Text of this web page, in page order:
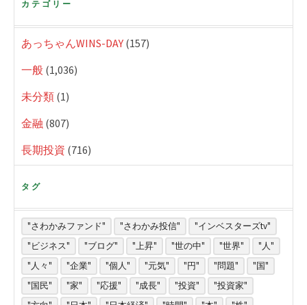
カテゴリー
あっちゃんWINS-DAY (157)
一般 (1,036)
未分類 (1)
金融 (807)
長期投資 (716)
タグ
"さわかみファンド" "さわかみ投信"
"インベスターズtv"
"ビジネス"
"ブログ" "上昇" "世の中" "世界"
"人"
"人々"
"企業" "個人" "元気" "円" "問題"
"国"
"国民"
"家" "応援" "成長" "投資"
"投資家"